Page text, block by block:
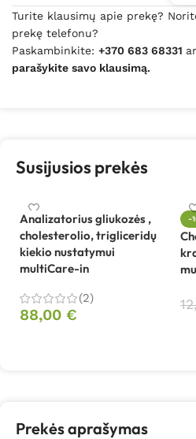
Turite klausimų apie prekę?
prekę telefonu?
Paskambinkite: +370 683 68331
parašykite savo klausimą.
Susijusios prekės
Analizatorius gliukozės ,
cholesterolio, trigliceridų
kiekio nustatymui
multiCare-in
(2)
88,00 €
-
Prekės aprašymas